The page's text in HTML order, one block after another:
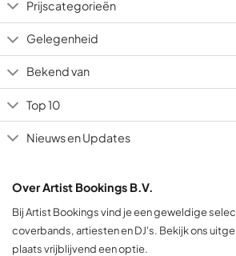
Prijscategorieën
Gelegenheid
Bekend van
Top 10
Nieuws en Updates
Over Artist Bookings B.V.
Bij Artist Bookings vind je een geweldige
coverbands, artiesten en DJ's. Bekijk ons
plaats vrijblijvend een optie.